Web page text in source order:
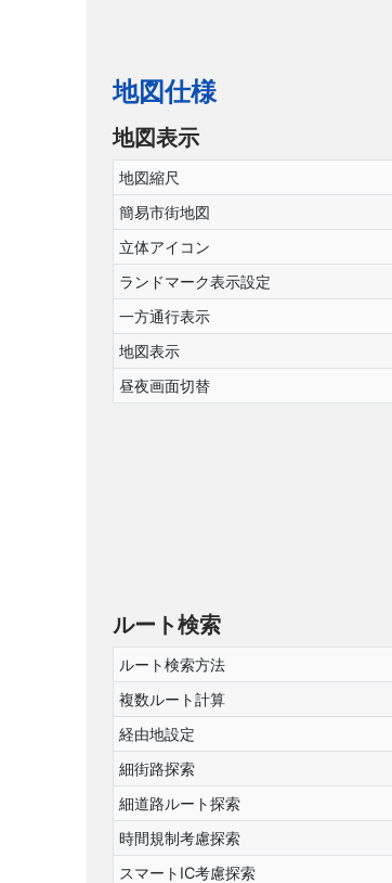
地図仕様
地図表示
地図縮尺
簡易市街地図
立体アイコン
ランドマーク表示設定
一方通行表示
地図表示
昼夜画面切替
ルート検索
ルート検索方法
複数ルート計算
経由地設定
細街路探索
細道路ルート探索
時間規制考慮探索
スマートIC考慮探索